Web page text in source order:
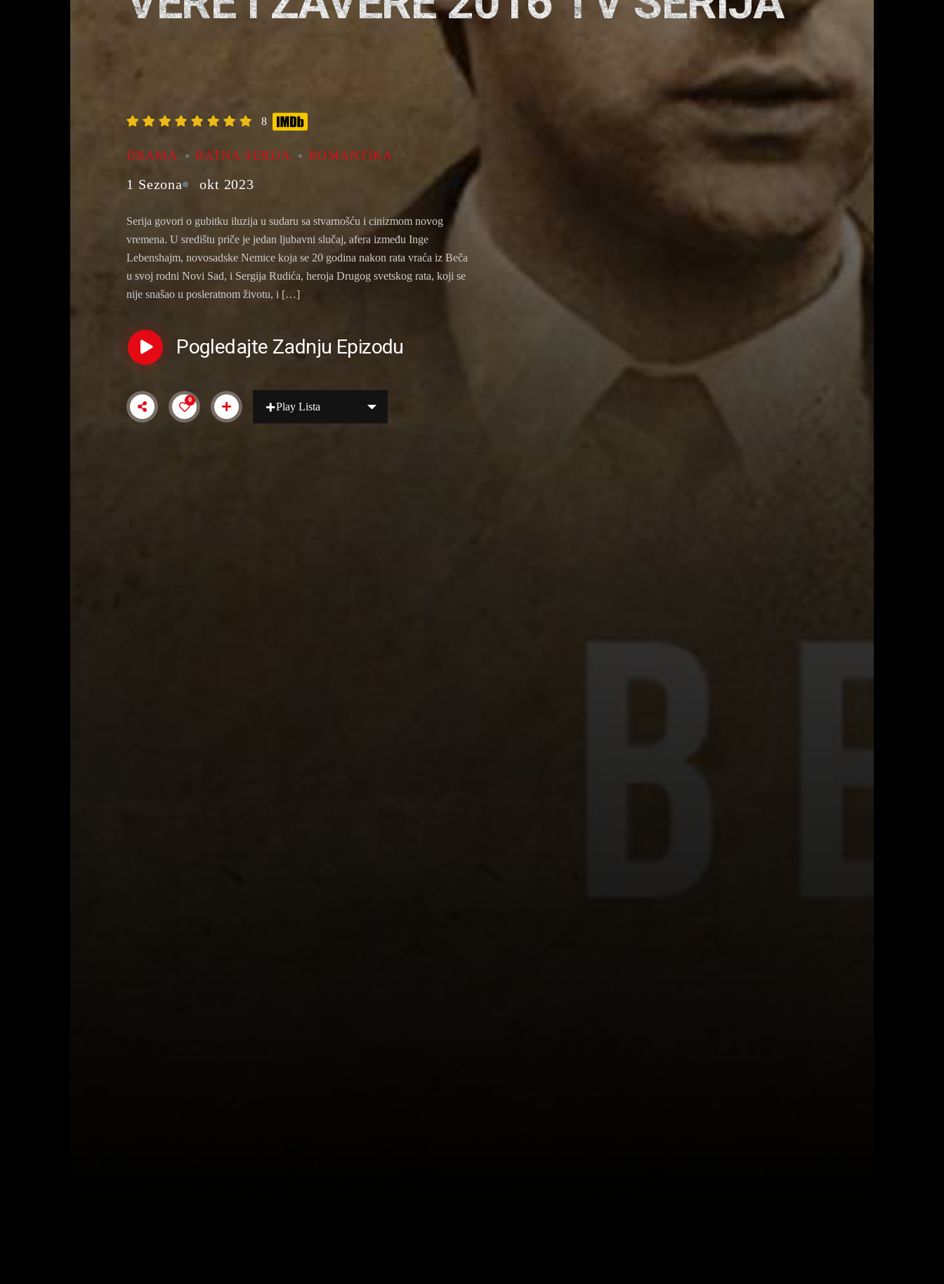
8
DRAMA RATNA SERIJA ROMANTIKA
1 Sezona okt 2023
Serija govori o gubitku iluzija u sudaru sa stvarnošću i cinizmom novog
vremena. U središtu priče je jedan ljubavni slučaj, afera između Inge
Lebenshajm, novosadske Nemice koja se 20 godina nakon rata vraća iz Beča
u svoj rodni Novi Sad, i Sergija Rudića, heroja Drugog svetskog rata, koji se
nije snašao u posleratnom životu, i […]
Pogledajte Zadnju Epizodu
0
Play Lista